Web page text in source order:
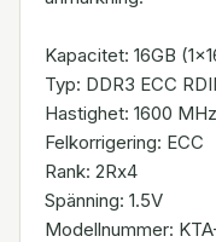
Kapacitet: 16GB
Typ: DDR3 ECC
Hastighet: 1600
Felkorrigering: ECC
Rank: 2Rx4
Spänning: 1.5V
Modellnummer: